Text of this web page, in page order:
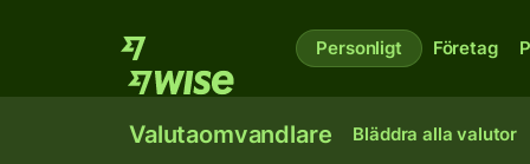
Personligt Företag
Valutaomvandlare Bläddra alla valutor